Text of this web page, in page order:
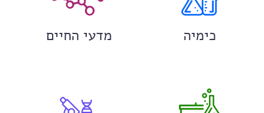
כימיה מדעי החיים